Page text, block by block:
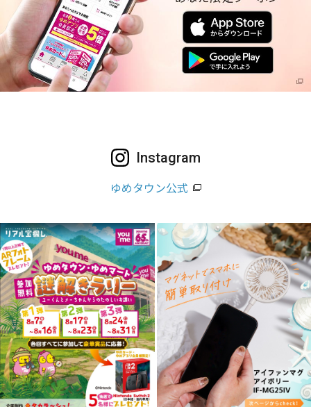
Instagram
ゆめタウン公式